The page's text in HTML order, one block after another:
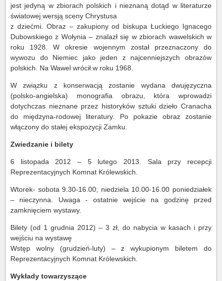
jest jedyną w zbiorach polskich i nieznaną dotąd w literaturze
światowej wersją sceny Chrystusa
z dziećmi. Obraz – zakupiony od biskupa Łuckiego Ignacego
Dubowskiego z Wołynia – znalazł się w zbiorach wawelskich w
roku 1928. W okresie wojennym został przeznaczony do
wywozu do Niemiec jako jeden z najcenniejszych obrazów
polskich. Na Wawel wrócił w roku 1968.
W związku z konserwacją zostanie wydana dwujęzyczna
(polsko-angielska) monografia obrazu, która wprowadzi
dotychczas nieznane przez historyków sztuki dzieło Cranacha
do międzyna-rodowej literatury. Po pokazie obraz zostanie
włączony do stałej ekspozycji Zamku.
Zwiedzanie i bilety
6 listopada 2012 – 5 lutego 2013. Sala przy recepcji
Reprezentacyjnych Komnat Królewskich.
Wtorek- sobota 9.30-16.00; niedziela 10.00-16.00 poniedziałek
– nieczynna. Uwaga - ostatnie wejście na godzinę przed
zamknięciem wystawy.
Bilety (od 1 grudnia 2012) – 3 zł, do nabycia w kasach i przy
wejściu na wystawę
Wstęp wolny (grudzień-luty) – z wykupionym biletem do
Reprezentacyjnych Komnat Królewskich.
Wykłady towarzyszące